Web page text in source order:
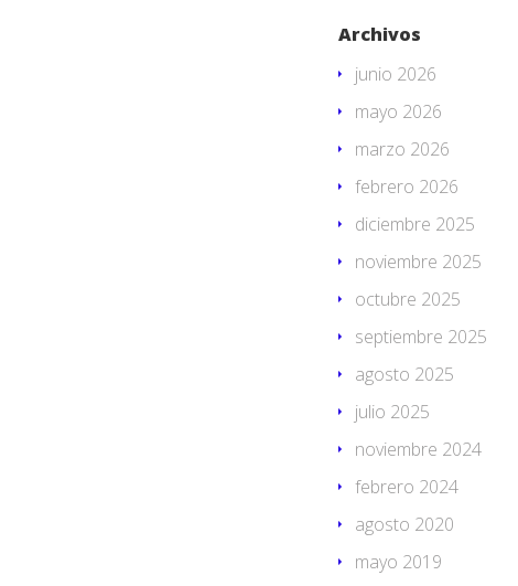
Archivos
junio 2026
mayo 2026
marzo 2026
febrero 2026
diciembre 2025
noviembre 2025
octubre 2025
septiembre 2025
agosto 2025
julio 2025
noviembre 2024
febrero 2024
agosto 2020
mayo 2019